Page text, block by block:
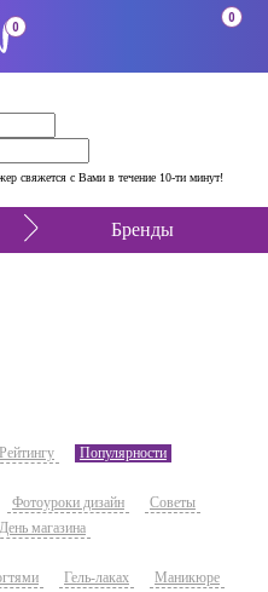
свяжется с Вами в течение 10-ти минут!
0
0
Бренды
Рейтингу Популярности
Фотоуроки дизайн
Советы
День магазина
Гель-лаках
Маникюре